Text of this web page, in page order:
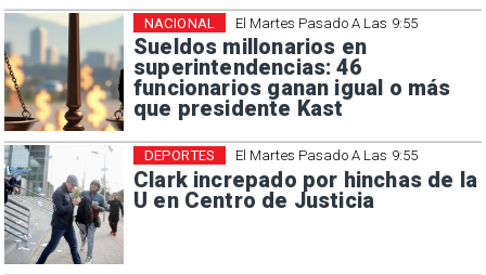
El Martes Pasado A Las 9:55
Sueldos millonarios en
superintendencias: 46
funcionarios ganan igual o más
que presidente Kast
NACIONAL
El Martes Pasado A Las 9:55
Clark increpado por hinchas de la
U en Centro de Justicia
DEPORTES